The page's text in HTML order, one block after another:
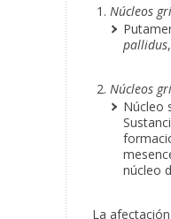
Núcleos
pallidus
Núcleos
Núcleo
núcleo
La